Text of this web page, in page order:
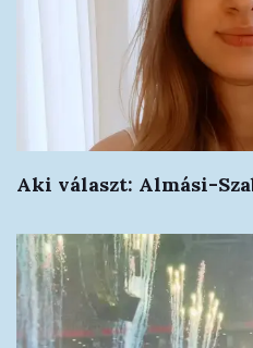
Aki választ: Almási-